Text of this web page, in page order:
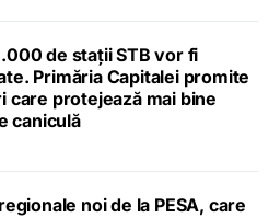
de stații STB vor fi
Primăria Capitalei promite
care protejează mai bine
caniculă
noi de la PESA, care